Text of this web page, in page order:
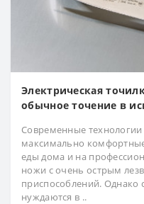
Электрическая
обычное точение в
Современные
максимально
еды дома и на
ножи с очень острым
приспособлений. Однако
нуждаются в ..